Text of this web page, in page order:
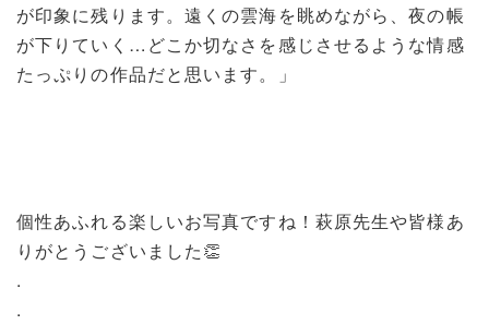
が印象に残ります。遠くの雲海を眺めながら、夜の帳
が下りていく…どこか切なさを感じさせるような情感
たっぷりの作品だと思います。」
個性あふれる楽しいお写真ですね！萩原先生や皆様あ
りがとうございました👏
.
.